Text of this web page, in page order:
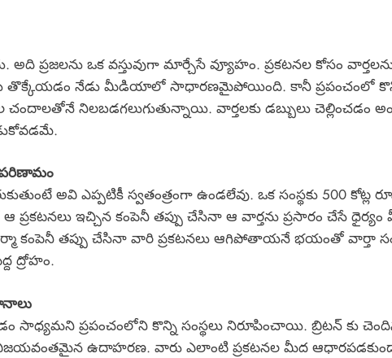
ప్రజలను ఒక వస్తువుగా మార్చేసే వ్యూహం. ప్రకటనల కోసం
తొక్కేయడం నేడు మీడియాలో సాధారణమైపోయింది. కానీ ప్రపంచంలో కొన్ని
చందాలతోనే నిలబడగలుగుతున్నాయి. వార్తలకు డబ్బులు చెల్లించడం
అవి ఎప్పటికీ స్వతంత్రంగా ఉండలేవు. ఒక సంస్థకు 500 కోట్ల
ప్రకటనలు ఇచ్చిన కంపెనీ తప్పు చేసినా ఆ వార్తను ప్రసారం చేసే
కంపెనీ తప్పు చేసినా వారి ప్రకటనలు ఆగిపోతాయనే భయంతో వార్తా
ద్రోహం.
సాధ్యమని ప్రపంచంలోని కొన్ని సంస్థలు నిరూపించాయి. బ్రిటన్ కు
విజయవంతమైన ఉదాహరణ. వారు ఎలాంటి ప్రకటనల మీద